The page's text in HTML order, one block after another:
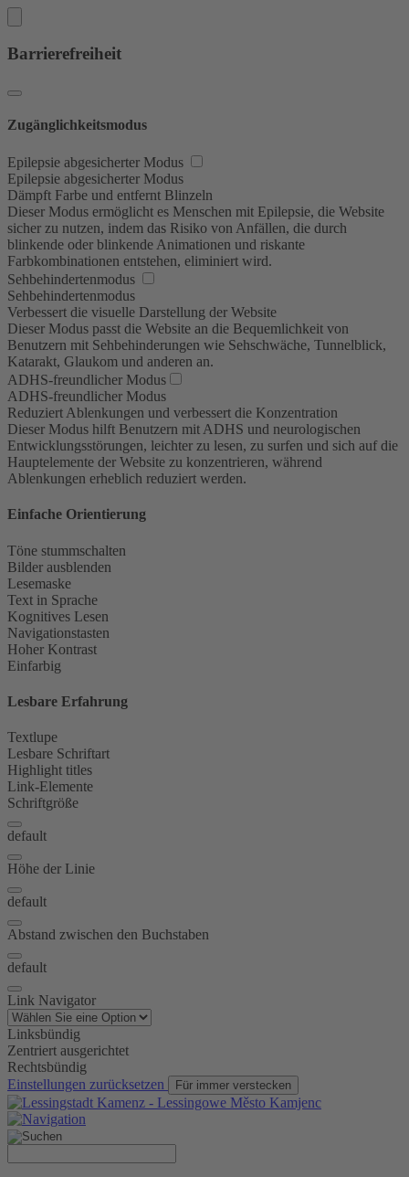
Barrierefreiheit
Zugänglichkeitsmodus
Epilepsie abgesicherter Modus
Epilepsie abgesicherter Modus
Dämpft Farbe und entfernt Blinzeln
Dieser Modus ermöglicht es Menschen mit Epilepsie, die Website
sicher zu nutzen, indem das Risiko von Anfällen, die durch
blinkende oder blinkende Animationen und riskante
Farbkombinationen entstehen, eliminiert wird.
Sehbehindertenmodus
Sehbehindertenmodus
Verbessert die visuelle Darstellung der Website
Dieser Modus passt die Website an die Bequemlichkeit von
Benutzern mit Sehbehinderungen wie Sehschwäche, Tunnelblick,
Katarakt, Glaukom und anderen an.
ADHS-freundlicher Modus
ADHS-freundlicher Modus
Reduziert Ablenkungen und verbessert die Konzentration
Dieser Modus hilft Benutzern mit ADHS und neurologischen
Entwicklungsstörungen, leichter zu lesen, zu surfen und sich auf die
Hauptelemente der Website zu konzentrieren, während
Ablenkungen erheblich reduziert werden.
Einfache Orientierung
Töne stummschalten
Bilder ausblenden
Lesemaske
Text in Sprache
Kognitives Lesen
Navigationstasten
Hoher Kontrast
Einfarbig
Lesbare Erfahrung
Textlupe
Lesbare Schriftart
Highlight titles
Link-Elemente
Schriftgröße
default
Höhe der Linie
default
Abstand zwischen den Buchstaben
default
Link Navigator
Linksbündig
Zentriert ausgerichtet
Rechtsbündig
Einstellungen zurücksetzen
Für immer verstecken